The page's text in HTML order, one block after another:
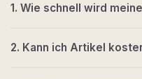
1. Wie schnell wird
2. Kann ich Artikel